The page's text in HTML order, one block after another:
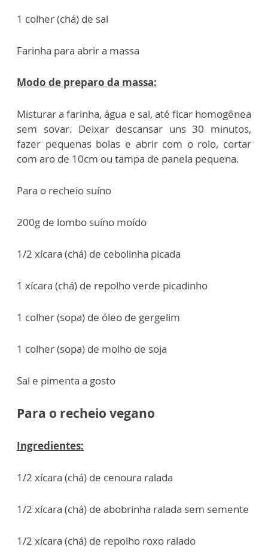
1 colher (chá) de sal
Farinha para abrir a massa
Modo de preparo da massa:
Misturar a farinha, água e sal, até ficar homogênea
sem sovar. Deixar descansar uns 30 minutos,
fazer pequenas bolas e abrir com o rolo, cortar
com aro de 10cm ou tampa de panela pequena.
Para o recheio suíno
200g de lombo suíno moído
1/2 xícara (chá) de cebolinha picada
1 xícara (chá) de repolho verde picadinho
1 colher (sopa) de óleo de gergelim
1 colher (sopa) de molho de soja
Sal e pimenta a gosto
Para o recheio vegano
Ingredientes:
1/2 xícara (chá) de cenoura ralada
1/2 xícara (chá) de abobrinha ralada sem semente
1/2 xícara (chá) de repolho roxo ralado